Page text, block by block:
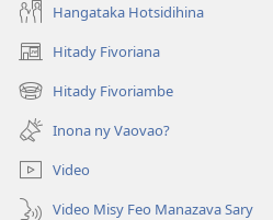
Hangataka Hotsidihina
Hitady Fivoriana
(manokatra
rohy) Hitady Fivoriambe
(manokatra
rohy) Inona ny Vaovao?
Video
Video Misy Feo Manazava Sary